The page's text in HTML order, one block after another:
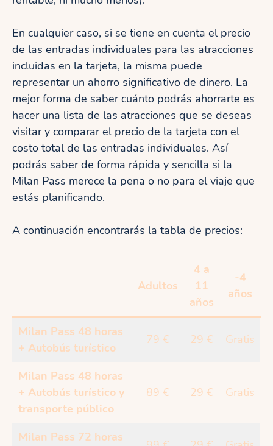
En cualquier caso, si se tiene en cuenta el precio
de las entradas individuales para las atracciones
incluidas en la tarjeta, la misma puede
representar un ahorro significativo de dinero. La
mejor forma de saber cuánto podrás ahorrarte es
hacer una lista de las atracciones que se deseas
visitar y comparar el precio de la tarjeta con el
costo total de las entradas individuales. Así
podrás saber de forma rápida y sencilla si la
Milan Pass merece la pena o no para el viaje que
estás planificando.
A continuación encontrarás la tabla de precios:
Adultos
4 a
11
años
-4
años
Milan Pass 48 horas
+ Autobús turístico
79 € 29 € Gratis
Milan Pass 48 horas
+ Autobús turístico y
transporte público
89 € 29 € Gratis
Milan Pass 72 horas